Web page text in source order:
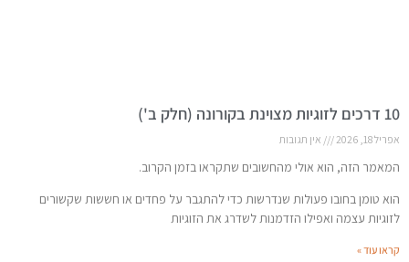
10 דרכים לזוגיות מצוינת בקורונה (חלק ב')
אפריל 18, 2026 אין תגובות
המאמר הזה, הוא אולי מהחשובים שתקראו בזמן הקרוב.
הוא טומן בחובו פעולות שנדרשות כדי להתגבר על פחדים או חששות שקשורים
לזוגיות עצמה ואפילו הזדמנות לשדרג את הזוגיות
קראו עוד »